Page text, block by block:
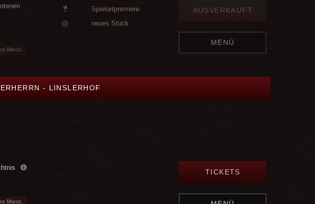
Mwst.
Spielortpremiere
neues Stück
AUSVERKAUFT
MENÜ
- LINSLERHOF
Mwst.
TICKETS